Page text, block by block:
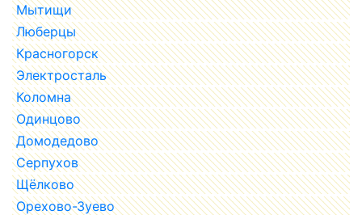
Мытищи
Люберцы
Красногорск
Электросталь
Коломна
Одинцово
Домодедово
Серпухов
Щёлково
Орехово-Зуево